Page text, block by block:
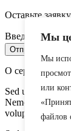
Мы
Мы
или
файлов
Оставьте
Введите ваш
Отправить заявку
О сервисе
Sed ut
Nemo enim
voluptatem